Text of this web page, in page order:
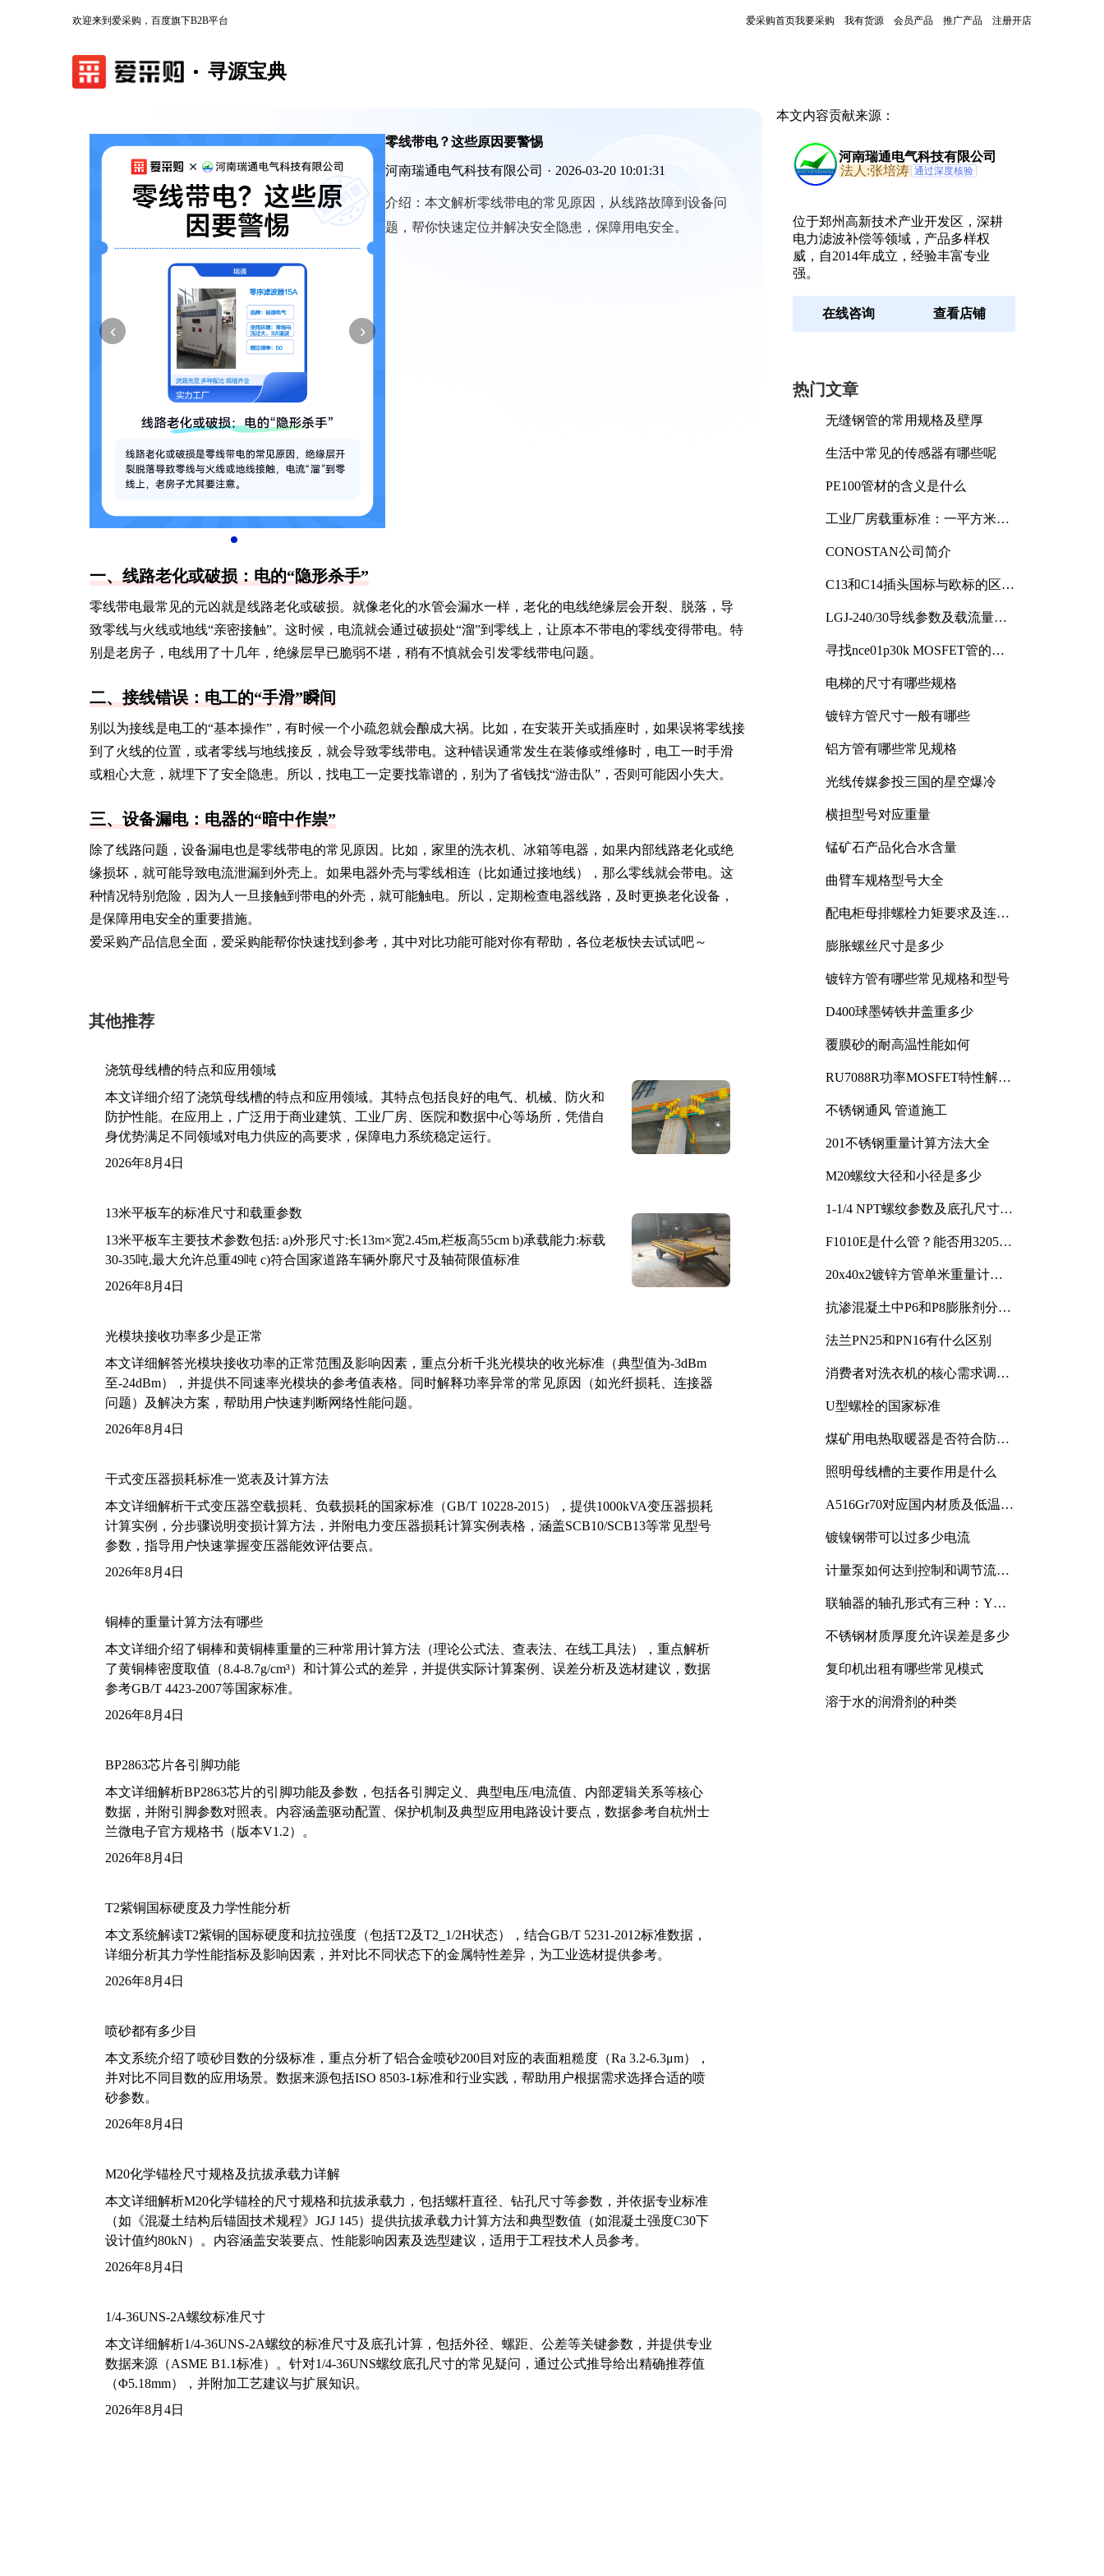
欢迎来到爱采购，百度旗下B2B平台 爱采购首页我要采购 我有货源 会员产品 推广产品 注册开店
寻源宝典
‹ ›
零线带电？这些原因要警惕
河南瑞通电气科技有限公司 · 2026-03-20 10:01:31
介绍： 本文解析零线带电的常见原因，从线路故障到设备问
题，帮你快速定位并解决安全隐患，保障用电安全。
一、线路老化或破损：电的“隐形杀手”
零线带电最常见的元凶就是线路老化或破损。就像老化的水管会漏水一样，老化的电线绝缘层会开裂、脱落，导
致零线与火线或地线“亲密接触”。这时候，电流就会通过破损处“溜”到零线上，让原本不带电的零线变得带电。特
别是老房子，电线用了十几年，绝缘层早已脆弱不堪，稍有不慎就会引发零线带电问题。
二、接线错误：电工的“手滑”瞬间
别以为接线是电工的“基本操作”，有时候一个小疏忽就会酿成大祸。比如，在安装开关或插座时，如果误将零线接
到了火线的位置，或者零线与地线接反，就会导致零线带电。这种错误通常发生在装修或维修时，电工一时手滑
或粗心大意，就埋下了安全隐患。所以，找电工一定要找靠谱的，别为了省钱找“游击队”，否则可能因小失大。
三、设备漏电：电器的“暗中作祟”
除了线路问题，设备漏电也是零线带电的常见原因。比如，家里的洗衣机、冰箱等电器，如果内部线路老化或绝
缘损坏，就可能导致电流泄漏到外壳上。如果电器外壳与零线相连（比如通过接地线），那么零线就会带电。这
种情况特别危险，因为人一旦接触到带电的外壳，就可能触电。所以，定期检查电器线路，及时更换老化设备，
是保障用电安全的重要措施。
爱采购产品信息全面，爱采购能帮你快速找到参考，其中对比功能可能对你有帮助，各位老板快去试试吧～
其他推荐
浇筑母线槽的特点和应用领域
本文详细介绍了浇筑母线槽的特点和应用领域。其特点包括良好的电气、机械、防火和
防护性能。在应用上，广泛用于商业建筑、工业厂房、医院和数据中心等场所，凭借自
身优势满足不同领域对电力供应的高要求，保障电力系统稳定运行。
2026年8月4日
13米平板车的标准尺寸和载重参数
13米平板车主要技术参数包括: a)外形尺寸:长13m×宽2.45m,栏板高55cm b)承载能力:标载
30-35吨,最大允许总重49吨 c)符合国家道路车辆外廓尺寸及轴荷限值标准
2026年8月4日
光模块接收功率多少是正常
本文详细解答光模块接收功率的正常范围及影响因素，重点分析千兆光模块的收光标准（典型值为-3dBm
至-24dBm），并提供不同速率光模块的参考值表格。同时解释功率异常的常见原因（如光纤损耗、连接器
问题）及解决方案，帮助用户快速判断网络性能问题。
2026年8月4日
干式变压器损耗标准一览表及计算方法
本文详细解析干式变压器空载损耗、负载损耗的国家标准（GB/T 10228-2015），提供1000kVA变压器损耗
计算实例，分步骤说明变损计算方法，并附电力变压器损耗计算实例表格，涵盖SCB10/SCB13等常见型号
参数，指导用户快速掌握变压器能效评估要点。
2026年8月4日
铜棒的重量计算方法有哪些
本文详细介绍了铜棒和黄铜棒重量的三种常用计算方法（理论公式法、查表法、在线工具法），重点解析
了黄铜棒密度取值（8.4-8.7g/cm³）和计算公式的差异，并提供实际计算案例、误差分析及选材建议，数据
参考GB/T 4423-2007等国家标准。
2026年8月4日
BP2863芯片各引脚功能
本文详细解析BP2863芯片的引脚功能及参数，包括各引脚定义、典型电压/电流值、内部逻辑关系等核心
数据，并附引脚参数对照表。内容涵盖驱动配置、保护机制及典型应用电路设计要点，数据参考自杭州士
兰微电子官方规格书（版本V1.2）。
2026年8月4日
T2紫铜国标硬度及力学性能分析
本文系统解读T2紫铜的国标硬度和抗拉强度（包括T2及T2_1/2H状态），结合GB/T 5231-2012标准数据，
详细分析其力学性能指标及影响因素，并对比不同状态下的金属特性差异，为工业选材提供参考。
2026年8月4日
喷砂都有多少目
本文系统介绍了喷砂目数的分级标准，重点分析了铝合金喷砂200目对应的表面粗糙度（Ra 3.2-6.3μm），
并对比不同目数的应用场景。数据来源包括ISO 8503-1标准和行业实践，帮助用户根据需求选择合适的喷
砂参数。
2026年8月4日
M20化学锚栓尺寸规格及抗拔承载力详解
本文详细解析M20化学锚栓的尺寸规格和抗拔承载力，包括螺杆直径、钻孔尺寸等参数，并依据专业标准
（如《混凝土结构后锚固技术规程》JGJ 145）提供抗拔承载力计算方法和典型数值（如混凝土强度C30下
设计值约80kN）。内容涵盖安装要点、性能影响因素及选型建议，适用于工程技术人员参考。
2026年8月4日
1/4-36UNS-2A螺纹标准尺寸
本文详细解析1/4-36UNS-2A螺纹的标准尺寸及底孔计算，包括外径、螺距、公差等关键参数，并提供专业
数据来源（ASME B1.1标准）。针对1/4-36UNS螺纹底孔尺寸的常见疑问，通过公式推导给出精确推荐值
（Φ5.18mm），并附加工艺建议与扩展知识。
2026年8月4日
本文内容贡献来源：
河南瑞通电气科技有限公司
法人:张培涛 通过深度核验
位于郑州高新技术产业开发区，深耕
电力滤波补偿等领域，产品多样权
威，自2014年成立，经验丰富专业
强。
在线咨询 查看店铺
热门文章
无缝钢管的常用规格及壁厚
生活中常见的传感器有哪些呢
PE100管材的含义是什么
工业厂房载重标准：一平方米能
CONOSTAN公司简介
C13和C14插头国标与欧标的区别
LGJ-240/30导线参数及载流量解
寻找nce01p30k MOSFET管的合
电梯的尺寸有哪些规格
镀锌方管尺寸一般有哪些
铝方管有哪些常见规格
光线传媒参投三国的星空爆冷
横担型号对应重量
锰矿石产品化合水含量
曲臂车规格型号大全
配电柜母排螺栓力矩要求及连接
膨胀螺丝尺寸是多少
镀锌方管有哪些常见规格和型号
D400球墨铸铁井盖重多少
覆膜砂的耐高温性能如何
RU7088R功率MOSFET特性解析
不锈钢通风 管道施工
201不锈钢重量计算方法大全
M20螺纹大径和小径是多少
1-1/4 NPT螺纹参数及底孔尺寸详
F1010E是什么管？能否用3205或
20x40x2镀锌方管单米重量计算
抗渗混凝土中P6和P8膨胀剂分别
法兰PN25和PN16有什么区别
消费者对洗衣机的核心需求调研
U型螺栓的国家标准
煤矿用电热取暖器是否符合防爆
照明母线槽的主要作用是什么
A516Gr70对应国内材质及低温冲
镀镍钢带可以过多少电流
计量泵如何达到控制和调节流量
联轴器的轴孔形式有三种：Y
不锈钢材质厚度允许误差是多少
复印机出租有哪些常见模式
溶于水的润滑剂的种类